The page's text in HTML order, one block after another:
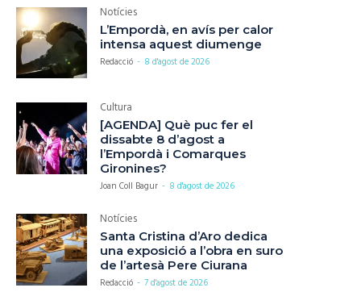
Notícies
L’Empordà, en avís per calor
intensa aquest diumenge
Redacció - 8 d'agost de 2026
Cultura
[AGENDA] Què puc fer el
dissabte 8 d’agost a
l’Empordà i Comarques
Gironines?
Joan Coll Bagur - 8 d'agost de 2026
Notícies
Santa Cristina d’Aro dedica
una exposició a l’obra en suro
de l’artesà Pere Ciurana
Redacció - 7 d'agost de 2026